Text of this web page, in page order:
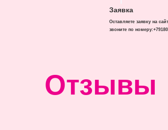
Заявка
Оставляете заявку на
звоните по
Отзывы